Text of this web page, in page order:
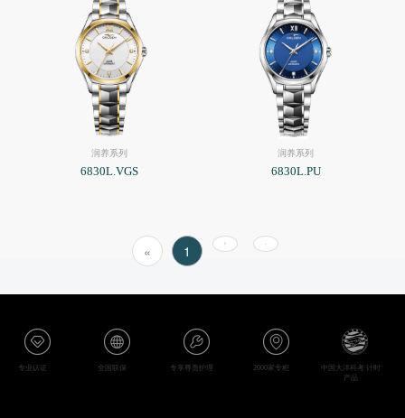
润养系列
6830L.VGS
润养系列
6830L.PU
« 1 2
专业认证 全国联保 专享尊贵护理 2000家专柜
中国大洋科考 计时
产品